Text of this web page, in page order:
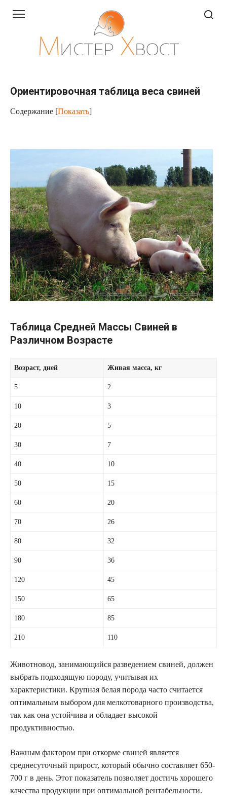
Ориентировочная таблица веса свиней
Содержание [Показать]
Таблица Средней Массы Свиней в
Различном Возрасте
Возраст, дней Живая масса, кг
5 2
10 3
20 5
30 7
40 10
50 15
60 20
70 26
80 32
90 36
120 45
150 65
180 85
210 110
Животновод, занимающийся разведением свиней, должен
выбрать подходящую породу, учитывая их
характеристики. Крупная белая порода часто считается
оптимальным выбором для мелкотоварного производства,
так как она устойчива и обладает высокой
продуктивностью.
Важным фактором при откорме свиней является
среднесуточный прирост, который обычно составляет 650-
700 г в день. Этот показатель позволяет достичь хорошего
качества продукции при оптимальной рентабельности.